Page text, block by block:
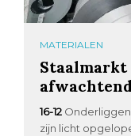
MATERIALEN
16-12
zijn licht